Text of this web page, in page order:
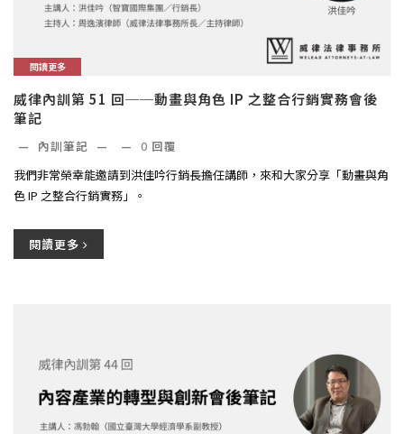
閱讀更多
威律內訓第 51 回──動畫與角色 IP 之整合行銷實務會後
筆記
— 內訓筆記 — — 0 回覆
我們非常榮幸能邀請到洪佳吟行銷長擔任講師，來和大家分享「動畫與角
色 IP 之整合行銷實務」。
閱讀更多